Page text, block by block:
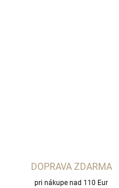
DOPRAVA ZDARMA
pri nákupe nad 110 Eur